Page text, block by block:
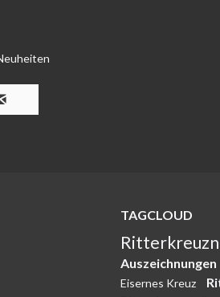
TAGCLOUD
Auszeichnungen
Eisernes Kreuz